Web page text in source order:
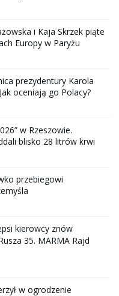
i Kaja Skrzek piąte
Europy w Paryżu
prezydentury Karola
oceniają go Polacy?
w Rzeszowie.
blisko 28 litrów krwi
przebiegowi
kierowcy znów
35. MARMA Rajd
w ogrodzenie